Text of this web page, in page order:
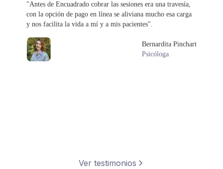
"Antes de Encuadrado cobrar las sesiones era una travesía,
con la opción de pago en línea se aliviana mucho esa carga
y nos facilita la vida a mí y a mis pacientes".
Bernardita Pinchart
Psicóloga
Ver testimonios